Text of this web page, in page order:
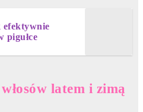
efektywnie
pigułce
latem i zimą